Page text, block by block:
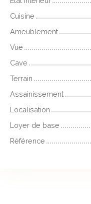
Cuisine
Ameublement
Vue
Cave
Terrain
Assainissement
Localisation
Loyer de base
Référence